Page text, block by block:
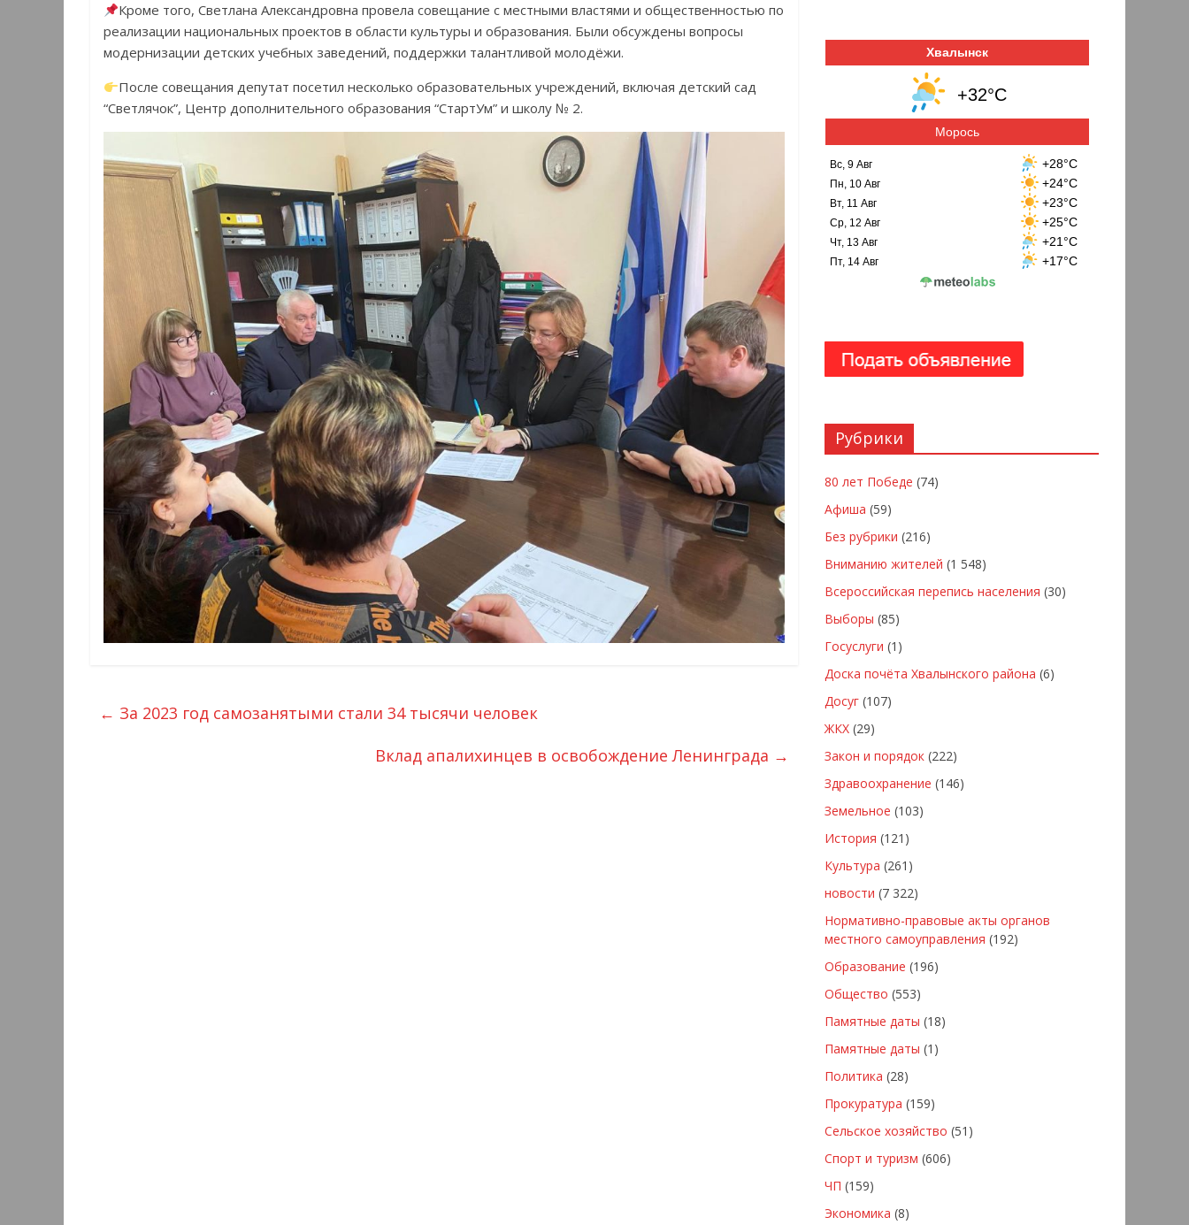
Кроме того, Светлана Александровна провела совещание с местными властями и общественностью по
реализации национальных проектов в области культуры и образования. Были обсуждены вопросы
модернизации детских учебных заведений, поддержки талантливой молодёжи.
После совещания депутат посетил несколько образовательных учреждений, включая детский сад
“Светлячок”, Центр дополнительного образования “СтартУм” и школу № 2.
← За 2023 год самозанятыми стали 34 тысячи человек
Вклад апалихинцев в освобождение Ленинграда →
Хвалынск
+32°C
Морось
Вс, 9 Авг +28°C
Пн, 10 Авг +24°C
Вт, 11 Авг +23°C
Ср, 12 Авг +25°C
Чт, 13 Авг +21°C
Пт, 14 Авг +17°C
Рубрики
80 лет Победе (74)
Афиша (59)
Без рубрики (216)
Вниманию жителей (1 548)
Всероссийская перепись населения (30)
Выборы (85)
Госуслуги (1)
Доска почёта Хвалынского района (6)
Досуг (107)
ЖКХ (29)
Закон и порядок (222)
Здравоохранение (146)
Земельное (103)
История (121)
Культура (261)
новости (7 322)
Нормативно-правовые акты органов
местного самоуправления (192)
Образование (196)
Общество (553)
Памятные даты (18)
Памятные даты (1)
Политика (28)
Прокуратура (159)
Сельское хозяйство (51)
Спорт и туризм (606)
ЧП (159)
Экономика (8)